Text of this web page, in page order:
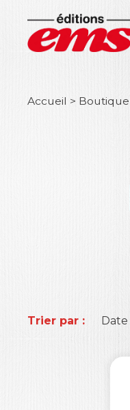
Accueil > Boutique
Trier par :